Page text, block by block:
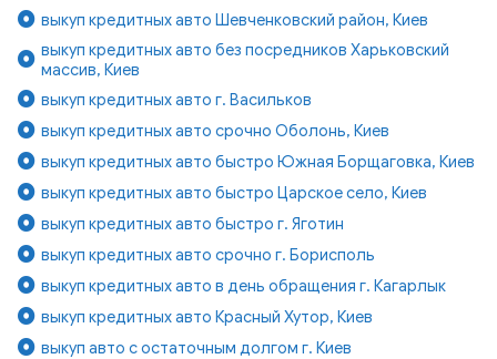
выкуп кредитных авто Шевченковский район, Киев
выкуп кредитных авто без посредников Харьковский
массив, Киев
выкуп кредитных авто г. Васильков
выкуп кредитных авто срочно Оболонь, Киев
выкуп кредитных авто быстро Южная Борщаговка, Киев
выкуп кредитных авто быстро Царское село, Киев
выкуп кредитных авто быстро г. Яготин
выкуп кредитных авто срочно г. Борисполь
выкуп кредитных авто в день обращения г. Кагарлык
выкуп кредитных авто Красный Хутор, Киев
выкуп авто с остаточным долгом г. Киев